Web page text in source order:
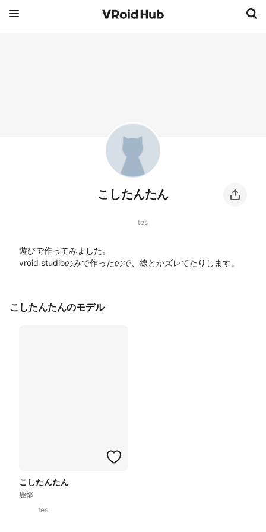
こしたんたん
tes
遊びで作ってみました。
vroid studioのみで作ったので、線とかズレてたりします。
こしたんたんのモデル
こしたんたん
鹿部
tes